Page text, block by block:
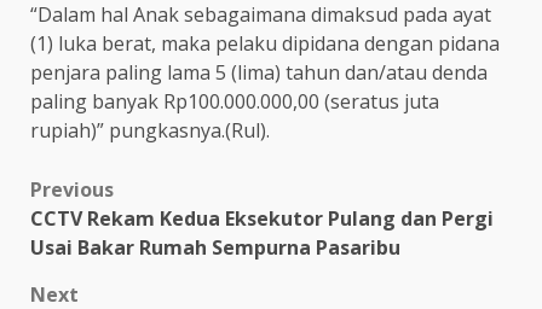
“Dalam hal Anak sebagaimana dimaksud pada ayat
(1) luka berat, maka pelaku dipidana dengan pidana
penjara paling lama 5 (lima) tahun dan/atau denda
paling banyak Rp100.000.000,00 (seratus juta
rupiah)” pungkasnya.(Rul).
Post
navigation
Previous
CCTV Rekam Kedua Eksekutor Pulang dan Pergi
Usai Bakar Rumah Sempurna Pasaribu
Next